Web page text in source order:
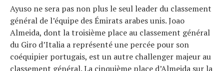
Ayuso ne sera pas non plus le seul leader du classement
général de l’équipe des Émirats arabes unis. Joao
Almeida, dont la troisième place au classement général
du Giro d’Italia a représenté une percée pour son
coéquipier portugais, est un autre challenger majeur au
classement général. La cinquième place d’Almeida sur la